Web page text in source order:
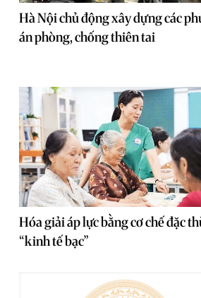
Hà Nội chủ động xây dựng các
án phòng, chống thiên tai
Hóa giải áp lực bằng cơ chế đặc
“kinh tế bạc”